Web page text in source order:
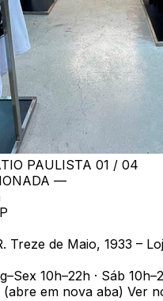
PAULISTA 01 / 04
—
Treze de Maio, 1933 –
10h–22h · Sáb
(abre em nova aba) Ver